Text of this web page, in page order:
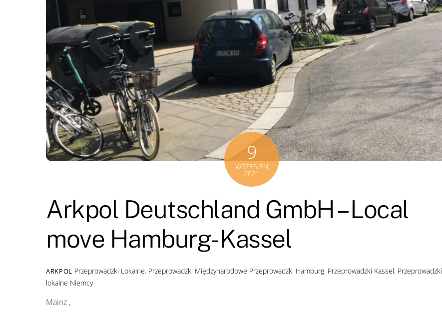
9
WRZESIEŃ
2021
Arkpol Deutschland GmbH – Local
move Hamburg- Kassel
ARKPOL Przeprowadzki Lokalne, Przeprowadzki Międzynarodowe Przeprowadzki Hamburg, Przeprowadzki Kassel, Przeprowadzki
lokalne Niemcy
Mainz ,